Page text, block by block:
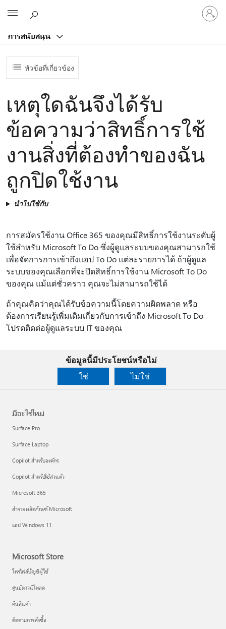
การสนับสนุน
ลงชื่อ
เข้า
บัญชี
หัวข้อที่เกี่ยวข้อง
เหตุใดฉันจึงได้รับ
ข้อความว่าสิทธิ์การใช้
งานสิ่งที่ต้องทําของฉัน
ถูกปิดใช้งาน
นำไปใช้กับ
การสมัครใช้งาน Office 365 ของคุณมีสิทธิ์การใช้งานระดับผู้
ใช้สําหรับ Microsoft To Do ซึ่งผู้ดูแลระบบของคุณสามารถใช้
เพื่อจัดการการเข้าถึงแอป To Do แต่ละรายการได้ ถ้าผู้ดูแล
ระบบของคุณเลือกที่จะปิดสิทธิ์การใช้งาน Microsoft To Do
ของคุณ แม้แต่ชั่วคราว คุณจะไม่สามารถใช้ได้
ถ้าคุณคิดว่าคุณได้รับข้อความนี้โดยความผิดพลาด หรือ
ต้องการเรียนรู้เพิ่มเติมเกี่ยวกับการเข้าถึง Microsoft To Do
โปรดติดต่อผู้ดูแลระบบ IT ของคุณ
ข้อมูลนี้มีประโยชน์หรือไม่
ใช่
ไม่ใช่
มีอะไรใหม่
Surface Pro
Surface Laptop
Copilot สำหรับองค์กร
Copilot สำหรับใช้ส่วนตัว
Microsoft 365
สำรวจผลิตภัณฑ์ Microsoft
แอป Windows 11
Microsoft Store
โพรไฟล์บัญชีผู้ใช้
ศูนย์ดาวน์โหลด
คืนสินค้า
ติดตามการสั่งซื้อ